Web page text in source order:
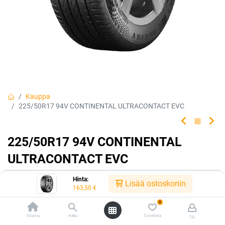
Hinta:
163,50 € Lisää ostoskoriin
Etusivu Haku
0
Toivelista Tili
Kauppa
225/50R17 94V CONTINENTAL ULTRACONTACT EVC
225/50R17 94V CONTINENTAL
ULTRACONTACT EVC
Tehty kestämään.
4019238065930 Tuotekoodi:224059
163,50€